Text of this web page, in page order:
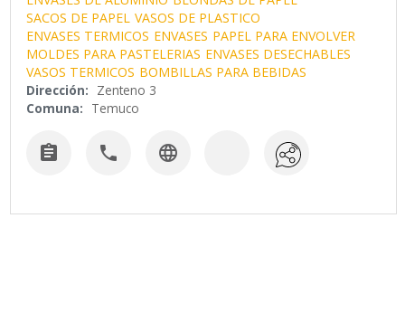
SACOS DE PAPEL VASOS DE PLASTICO
ENVASES TERMICOS ENVASES PAPEL PARA ENVOLVER
MOLDES PARA PASTELERIAS ENVASES DESECHABLES
VASOS TERMICOS BOMBILLAS PARA BEBIDAS
Dirección: Zenteno 3
Comuna: Temuco
  